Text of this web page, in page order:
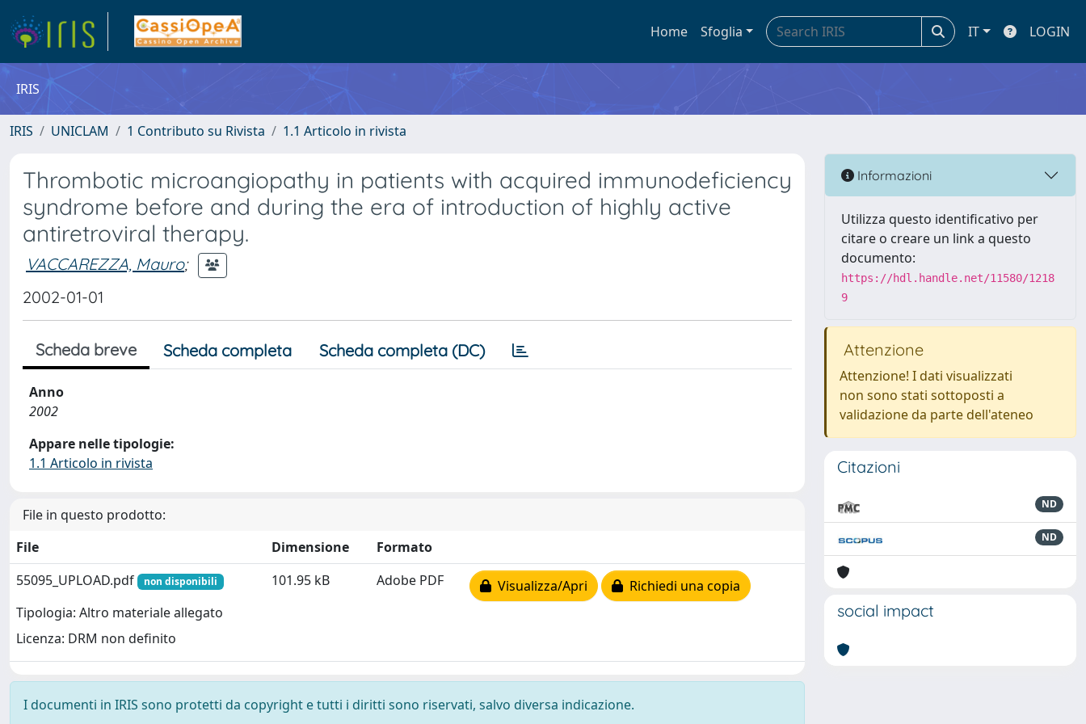
Home Sfoglia IT LOGIN
IRIS
IRIS UNICLAM 1 Contributo su Rivista 1.1 Articolo in rivista
Thrombotic microangiopathy in patients with acquired immunodeficiency
syndrome before and during the era of introduction of highly active
antiretroviral therapy.
VACCAREZZA, Mauro;
2002-01-01
Scheda breve Scheda completa Scheda completa (DC)
Anno
2002
Appare nelle tipologie:
1.1 Articolo in rivista
File in questo prodotto:
File
Dimensione
Formato
55095_UPLOAD.pdf
non disponibili
Tipologia: Altro materiale allegato
Licenza: DRM non definito
101.95 kB Adobe PDF Visualizza/Apri Richiedi una copia
I documenti in IRIS sono protetti da copyright e tutti i diritti sono riservati, salvo diversa indicazione.
Informazioni
Utilizza questo identificativo per
citare o creare un link a questo
documento:
https://hdl.handle.net/11580/1218
9
Attenzione
Attenzione! I dati visualizzati
non sono stati sottoposti a
validazione da parte dell'ateneo
Citazioni
ND
ND
social impact